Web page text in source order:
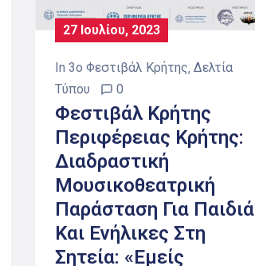
27 Ιουλίου, 2023
In 3ο Φεστιβάλ Κρήτης Δελτία
Τύπου
0
Φεστιβάλ Κρήτης
Περιφέρειας Κρήτης:
Διαδραστική
Μουσικοθεατρική
Παράσταση Για Παιδιά
Και Ενήλικες Στη
Σητεία: «Εμείς